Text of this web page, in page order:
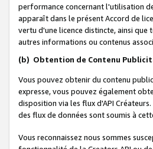
performance concernant l'utilisation
apparaît dans le présent Accord de
vertu d'une licence distincte, ainsi
autres informations ou contenus
(b) Obtention de Contenu
Vous pouvez obtenir du contenu
expresse, vous pouvez également
disposition via les flux d'API
des flux de données sont soumis à
Vous reconnaissez nous sommes